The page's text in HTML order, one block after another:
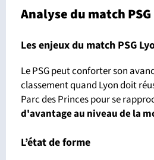
Analyse du match
Les enjeux du match PSG
Le PSG peut conforter son
classement quand Lyon doit
Parc des Princes pour se
d'avantageau niveau de la
L’état de forme